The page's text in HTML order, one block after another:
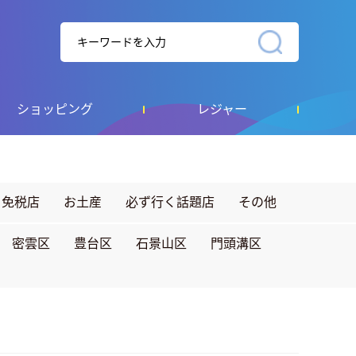
ショッピング レジャー
免税店 お土産 必ず行く話題店 その他
密雲区 豊台区 石景山区 門頭溝区